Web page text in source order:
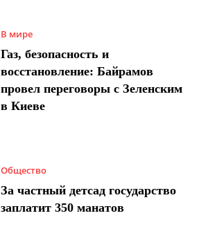
В мире
Газ, безопасность и
восстановление: Байрамов
провел переговоры с Зеленским
в Киеве
Общество
За частный детсад государство
заплатит 350 манатов